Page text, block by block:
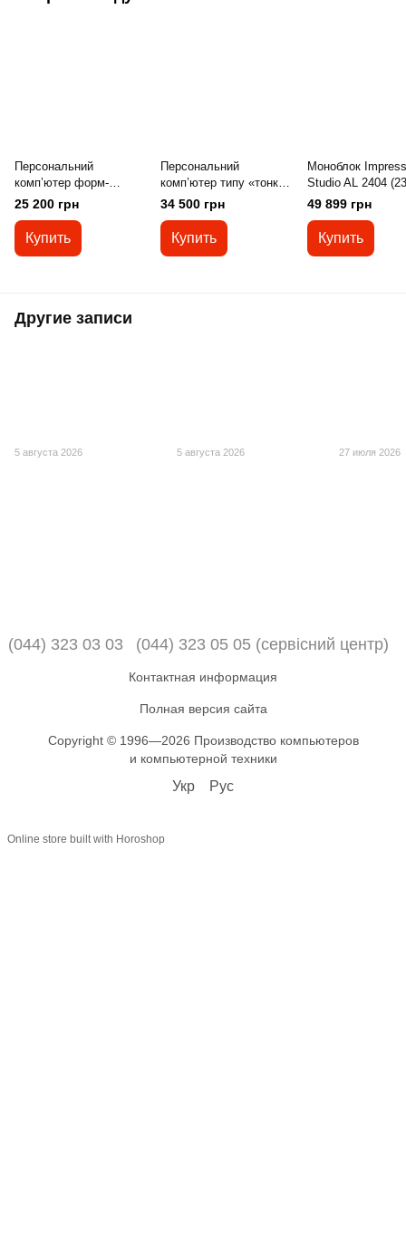
Персональний
комп’ютер форм-
фактора планшетний
ПК Impression 117ES
25 200 грн
Купить
Персональний
комп’ютер типу «тонкий
клієнт» Impression
NetBOX U4
34 500 грн
Купить
Моноблок
Studio AL 2404
IPS 1920x1080/
Core i3-12100/
Gb/SSD 256Gb/
Pro)
49 899 грн
Купить
Другие записи
5 августа 2026 5 августа 2026 27 июля 2026
(044) 323 03 03 (044) 323 05 05 (сервісний центр)
Контактная информация
Полная версия сайта
Copyright © 1996—2026 Производство компьютеров
и компьютерной техники
Укр Рус
Online store built with Horoshop